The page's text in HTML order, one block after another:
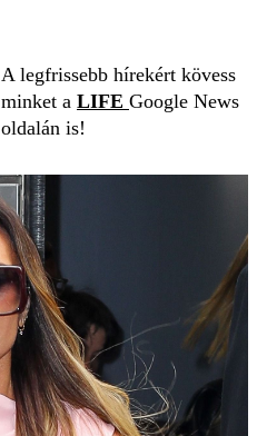
A legfrissebb hírekért kövess
minket a LIFE Google News
oldalán is!